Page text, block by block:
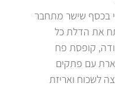
בכסף שישר מתחבר
את הדלת כל
קופסת פח
עם פתקים
לשכוח ואריזת